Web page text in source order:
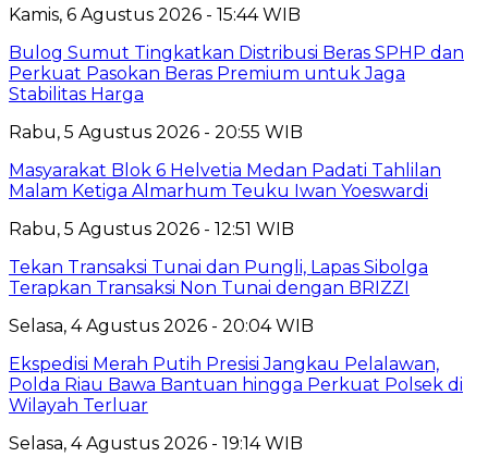
Kamis, 6 Agustus 2026 - 15:44 WIB
Bulog Sumut Tingkatkan Distribusi Beras SPHP dan
Perkuat Pasokan Beras Premium untuk Jaga
Stabilitas Harga
Rabu, 5 Agustus 2026 - 20:55 WIB
Masyarakat Blok 6 Helvetia Medan Padati Tahlilan
Malam Ketiga Almarhum Teuku Iwan Yoeswardi
Rabu, 5 Agustus 2026 - 12:51 WIB
Tekan Transaksi Tunai dan Pungli, Lapas Sibolga
Terapkan Transaksi Non Tunai dengan BRIZZI
Selasa, 4 Agustus 2026 - 20:04 WIB
Ekspedisi Merah Putih Presisi Jangkau Pelalawan,
Polda Riau Bawa Bantuan hingga Perkuat Polsek di
Wilayah Terluar
Selasa, 4 Agustus 2026 - 19:14 WIB